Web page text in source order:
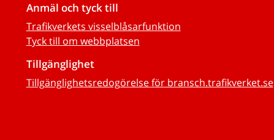
Anmäl och tyck till
Trafikverkets visselblåsarfunktion
Tyck till om webbplatsen
Tillgänglighet
Tillgänglighetsredogörelse för bransch.trafikverket.se